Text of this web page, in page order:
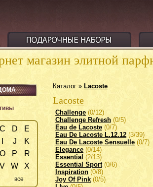
магазин элитной
Каталог » Lacoste
Lacoste
Challenge (0/12)
Challenge Refresh (0/5)
Eau de Lacoste (0/7)
Eau De Lacoste L.12.12 (3/39)
Eau De Lacoste Sensuelle (0/7)
Elegance (0/14)
Essential (2/13)
Essential Sport(0/6)
Inspiration (0/8)
Joy Of Pink (0/5)
C D
E
J
K
O P
R
V W
X
все